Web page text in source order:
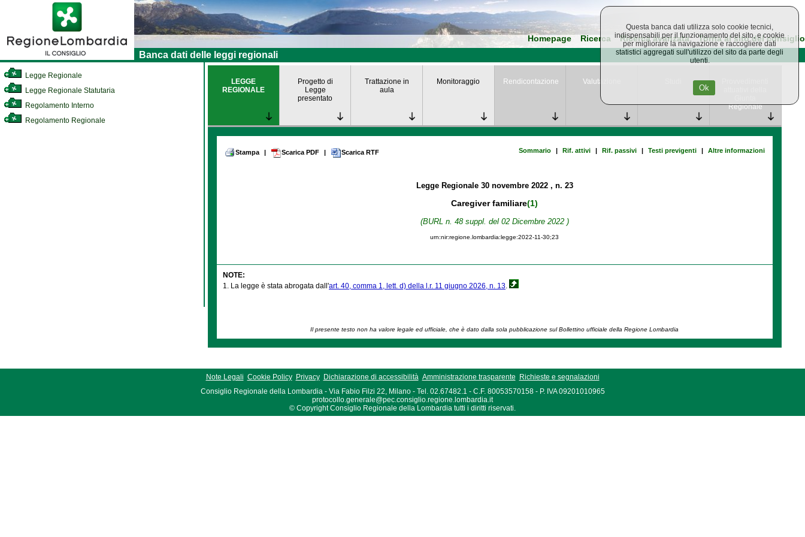
Homepage Ricerca Ricerca avanzata Torna al sito del consiglio
Banca dati delle leggi regionali
Legge Regionale
Legge Regionale Statutaria
Regolamento Interno
Regolamento Regionale
LEGGE
REGIONALE
Progetto di
Legge
presentato
Trattazione in
aula
Monitoraggio Rendicontazione Valutazione
Regionale
Stampa | Scarica PDF | Scarica RTF Sommario | Rif. attivi | Rif. passivi | Testi previgenti | Altre informazioni
Legge Regionale 30 novembre 2022 , n. 23
Caregiver familiare(1)
(BURL n. 48 suppl. del 02 Dicembre 2022 )
urn:nir:regione.lombardia:legge:2022-11-30;23
NOTE:
1. La legge è stata abrogata dall'art. 40, comma 1, lett. d) della l.r. 11 giugno 2026, n. 13
Il presente testo non ha valore legale ed ufficiale, che è dato dalla sola pubblicazione sul Bollettino ufficiale della Regione Lombardia
Note Legali Cookie Policy Privacy Dichiarazione di accessibilità Amministrazione trasparente Richieste e segnalazioni
Consiglio Regionale della Lombardia - Via Fabio Filzi 22, Milano - Tel. 02.67482.1 - C.F. 80053570158 - P. IVA 09201010965
protocollo.generale@pec.consiglio.regione.lombardia.it
© Copyright Consiglio Regionale della Lombardia tutti i diritti riservati.
Questa banca dati utilizza solo cookie tecnici,
indispensabili per il funzionamento del sito, e cookie
per migliorare la navigazione e raccogliere dati
statistici aggregati sull'utilizzo del sito da parte degli
utenti.
Ok